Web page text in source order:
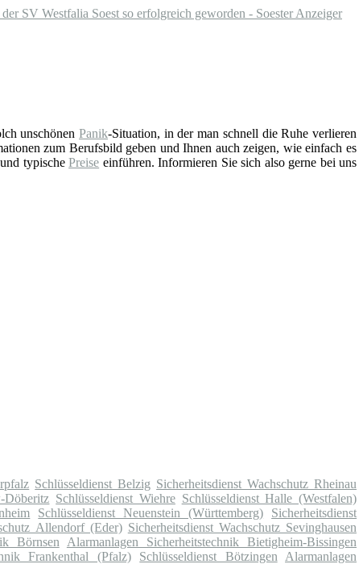
SV Westfalia Soest so erfolgreich geworden - Soester Anzeiger
unschönenPanik-Situation, in der man schnell die Ruhe verlieren
zum Berufsbild geben und Ihnen auch zeigen, wie einfach es
typischePreise einführen. Informieren Sie sich also gerne bei uns
Schlüsseldienst Belzig Sicherheitsdienst Wachschutz Rheinau
Döberitz Schlüsseldienst Wiehre Schlüsseldienst Halle (Westfalen)
Schlüsseldienst Neuenstein (Württemberg)
Sicherheitsdienst
Allendorf (Eder) Sicherheitsdienst Wachschutz Sevinghausen
Börnsen
Alarmanlagen Sicherheitstechnik Bietigheim-Bissingen
Frankenthal (Pfalz) Schlüsseldienst Bötzingen
Alarmanlagen